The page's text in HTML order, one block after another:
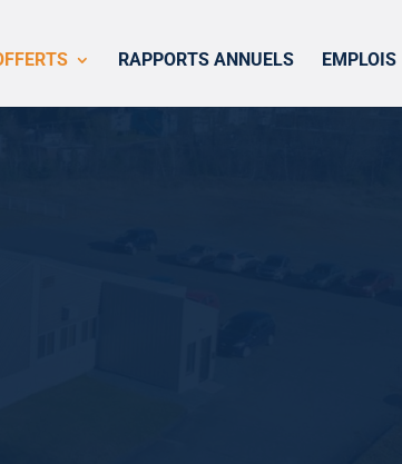
RAPPORTS ANNUELS EMPLOIS